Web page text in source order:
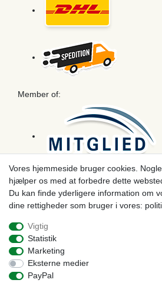
Member of:
Betaling
Vores hjemmeside bruger cookies.
hjælper os med at forbedre dette
Du kan finde yderligere information om
dine rettigheder som bruger i vores:
Vigtig
Statistik
Marketing
Eksterne medier
PayPal